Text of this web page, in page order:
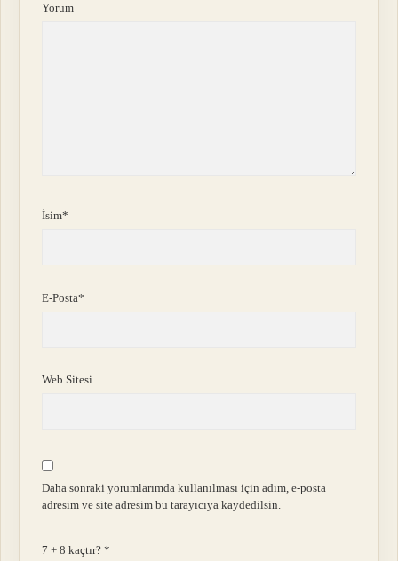
Yorum
İsim*
E-Posta*
Web Sitesi
Daha sonraki yorumlarımda kullanılması için adım, e-posta
adresim ve site adresim bu tarayıcıya kaydedilsin.
7 + 8 kaçtır?*